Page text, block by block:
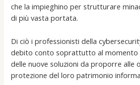
che la impieghino per strutturare
di più vasta portata.
Di ciò i professionisti della
debito conto soprattutto al momento
delle nuove soluzioni da proporre alle
protezione del loro patrimonio